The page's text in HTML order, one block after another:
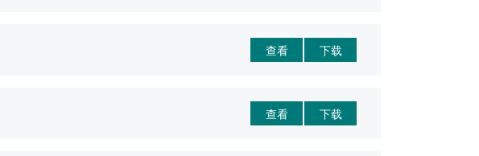
查看 下载
查看 下载